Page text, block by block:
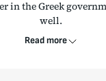
in the Greek
well.
Read more